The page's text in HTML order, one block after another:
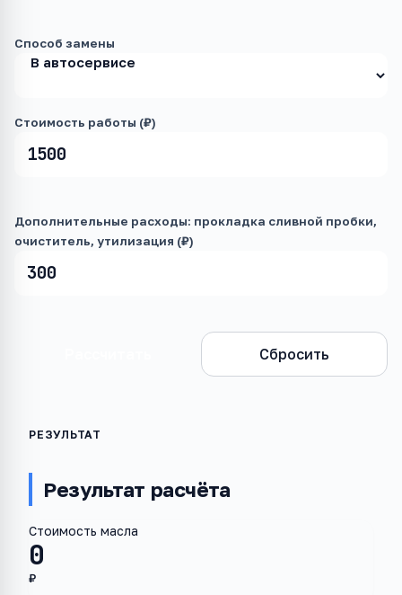
Способ замены
Стоимость работы (₽)
Дополнительные расходы: прокладка сливной пробки,
очиститель, утилизация (₽)
Сбросить
Результат расчёта
0
Стоимость масла
₽